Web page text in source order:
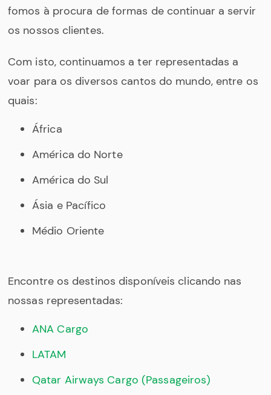
fomos à procura de formas de continuar a servir
os nossos clientes.
Com isto, continuamos a ter representadas a
voar para os diversos cantos do mundo, entre os
quais:
África
América do Norte
América do Sul
Ásia e Pacífico
Médio Oriente
Encontre os destinos disponíveis clicando nas
nossas representadas:
ANA Cargo
LATAM
Qatar Airways Cargo (Passageiros)